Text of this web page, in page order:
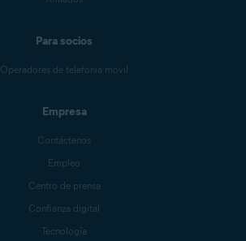
Para socios
Operadores de telefonía móvil
Empresa
Contáctenos
Empleo
Centro de prensa
Confianza digital
Tecnología